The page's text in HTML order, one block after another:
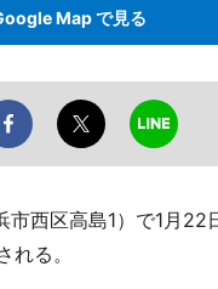
Map で見る
西区高島1）で1月22
る。